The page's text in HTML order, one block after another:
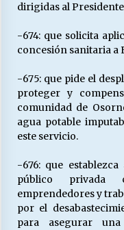
dirigidas al
-674: que solicita
concesión sanitaria a
-675: que pide el
proteger y
comunidad de
agua potable
este servicio.
-676: que
público privada
emprendedores y
por el
para asegurar